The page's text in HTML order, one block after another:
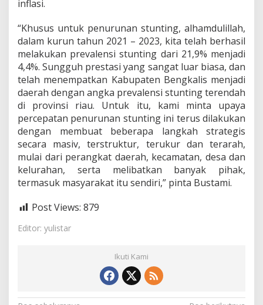
inflasi.
“Khusus untuk penurunan stunting, alhamdulillah,
dalam kurun tahun 2021 – 2023, kita telah berhasil
melakukan prevalensi stunting dari 21,9% menjadi
4,4%. Sungguh prestasi yang sangat luar biasa, dan
telah menempatkan Kabupaten Bengkalis menjadi
daerah dengan angka prevalensi stunting terendah
di provinsi riau. Untuk itu, kami minta upaya
percepatan penurunan stunting ini terus dilakukan
dengan membuat beberapa langkah strategis
secara masiv, terstruktur, terukur dan terarah,
mulai dari perangkat daerah, kecamatan, desa dan
kelurahan, serta melibatkan banyak pihak,
termasuk masyarakat itu sendiri,” pinta Bustami.
Post Views: 879
Editor: yulistar
Ikuti Kami